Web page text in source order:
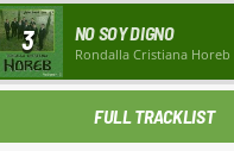
3 NO SOY DIGNO
Rondalla Cristiana Horeb
FULL TRACKLIST